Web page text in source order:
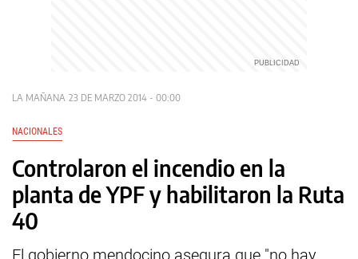
LA MAÑANA 23 DE MARZO 2014 - 00:00
NACIONALES
Controlaron el incendio en la
planta de YPF y habilitaron la Ruta
40
El gobierno mendocino asegura que "no hay